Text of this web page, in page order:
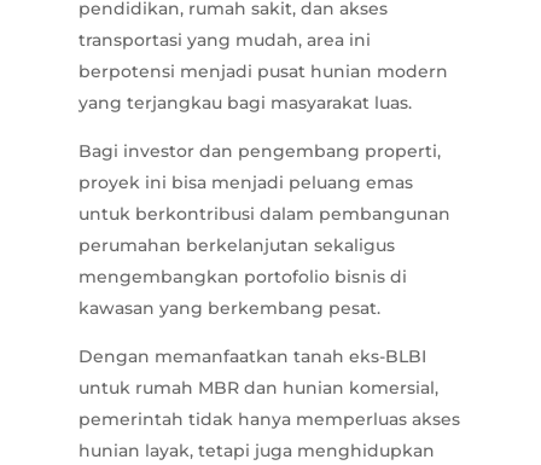
pendidikan, rumah sakit, dan akses
transportasi yang mudah, area ini
berpotensi menjadi pusat hunian modern
yang terjangkau bagi masyarakat luas.
Bagi investor dan pengembang properti,
proyek ini bisa menjadi peluang emas
untuk berkontribusi dalam pembangunan
perumahan berkelanjutan sekaligus
mengembangkan portofolio bisnis di
kawasan yang berkembang pesat.
Dengan memanfaatkan tanah eks-BLBI
untuk rumah MBR dan hunian komersial,
pemerintah tidak hanya memperluas akses
hunian layak, tetapi juga menghidupkan